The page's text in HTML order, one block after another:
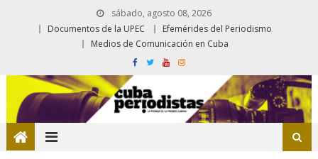
sábado, agosto 08, 2026
Documentos de la UPEC
Efemérides del Periodismo
Medios de Comunicación en Cuba